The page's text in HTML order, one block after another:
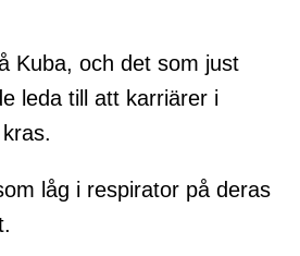
Kuba, och det som just
leda till att karriärer i
låg i respirator på deras